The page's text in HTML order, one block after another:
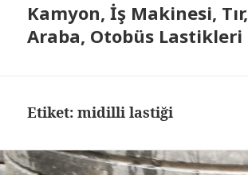
Kamyon, İş Makinesi, Tır,
Araba, Otobüs Lastikleri
Etiket:midilli lastiği